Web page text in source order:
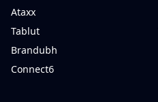
Ataxx
Tablut
Brandubh
Connect6